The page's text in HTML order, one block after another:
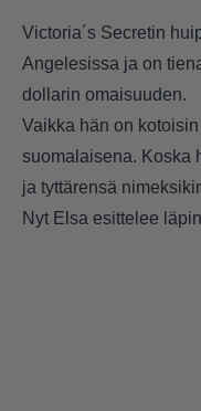
Victoria´s Secretin
Angelesissa ja on
dollarin omaisuuden.
Vaikka hän on
suomalaisena. Koska
ja tyttärensä
Nyt Elsa esittelee